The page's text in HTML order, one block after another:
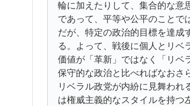
輪に加えたりして、集合的な意
であって、平等や公平のことで
だが、特定の政治的目標を達成
る。よって、戦後に個人とリベ
価値が「革新」ではなく「リベ
保守的な政治と比べればなおさ
リベラル政党が内紛に見舞わ
は権威主義的なスタイルを持つ